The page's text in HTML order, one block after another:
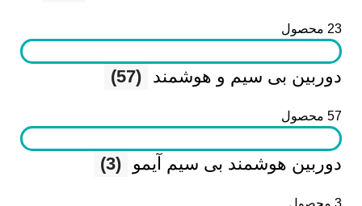
23 محصول
دوربین بی سیم و هوشمند (57)
57 محصول
دوربین هوشمند بی سیم آیمو (3)
3 محصول